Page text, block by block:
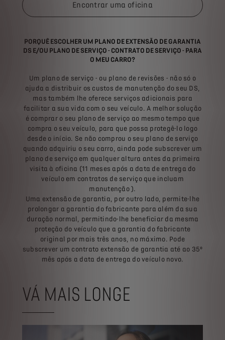
Encontrar uma oficina
PORQUÊ ESCOLHER UM PLANO DE EXTENSÃO DE GARANTIA
DS E/OU PLANO DE SERVIÇO - CONTRATO DE SERVIÇO - PARA
O MEU CARRO?
Um plano de serviço - ou plano de revisões - não só o
ajuda a distribuir os custos de manutenção do seu DS,
mas também lhe oferece serviços adicionais para
facilitar a sua vida com o seu veículo. A melhor solução
é comprar o seu plano de serviço ao mesmo tempo que
compra o seu veículo, para que possa protegê-lo logo
desde o início. Se não comprou o seu plano de serviço
quando adquiriu o seu carro, ainda pode subscrever um
plano de serviço em qualquer altura antes da primeira
visita à oficina (11 meses após a data de entrega do
veículo em contratos de serviço que incluam
manutenção ).
Uma extensão de garantia, por outro lado, permite-lhe
prolongar a garantia do fabricante para além da sua
duração normal, permitindo-lhe beneficiar da mesma
proteção do veículo que a garantia do fabricante
original por mais três anos, no máximo. Pode
subscrever um contrato extensão de garantia até ao 35º
mês após a data de entrega do veículo novo.
VÁ MAIS LONGE